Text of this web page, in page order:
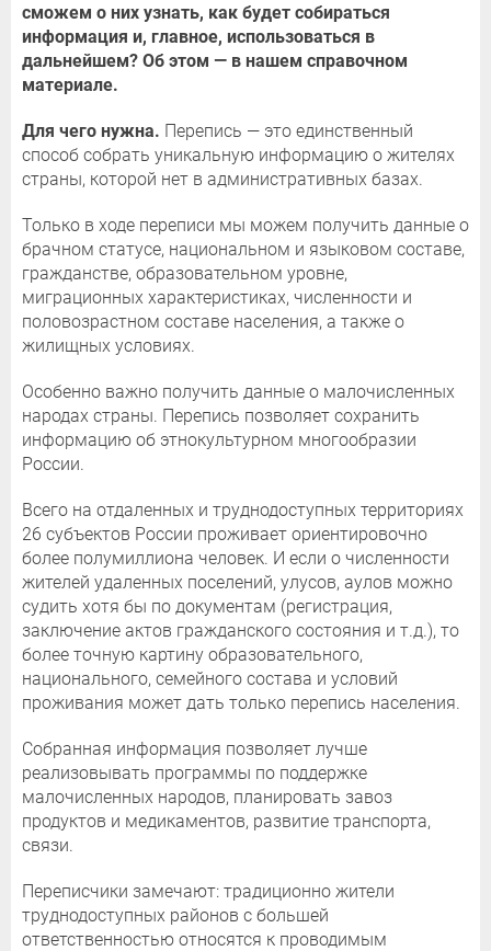
сможем о них узнать, как будет собираться
информация и, главное, использоваться в
дальнейшем? Об этом — в нашем справочном
материале.
Для чего нужна. Перепись — это единственный
способ собрать уникальную информацию о жителях
страны, которой нет в административных базах.
Только в ходе переписи мы можем получить данные о
брачном статусе, национальном и языковом составе,
гражданстве, образовательном уровне,
миграционных характеристиках, численности и
половозрастном составе населения, а также о
жилищных условиях.
Особенно важно получить данные о малочисленных
народах страны. Перепись позволяет сохранить
информацию об этнокультурном многообразии
России.
Всего на отдаленных и труднодоступных территориях
26 субъектов России проживает ориентировочно
более полумиллиона человек. И если о численности
жителей удаленных поселений, улусов, аулов можно
судить хотя бы по документам (регистрация,
заключение актов гражданского состояния и т.д.), то
более точную картину образовательного,
национального, семейного состава и условий
проживания может дать только перепись населения.
Собранная информация позволяет лучше
реализовывать программы по поддержке
малочисленных народов, планировать завоз
продуктов и медикаментов, развитие транспорта,
связи.
Переписчики замечают: традиционно жители
труднодоступных районов с большей
ответственностью относятся к проводимым